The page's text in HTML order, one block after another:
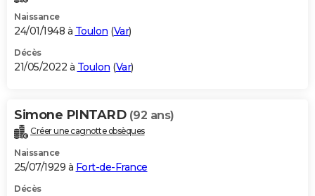
Naissance
24/01/1948 à Toulon (Var)
Décès
21/05/2022 à Toulon (Var)
Simone PINTARD (92 ans)
Créer une cagnotte obsèques
Naissance
25/07/1929 à Fort-de-France
Décès